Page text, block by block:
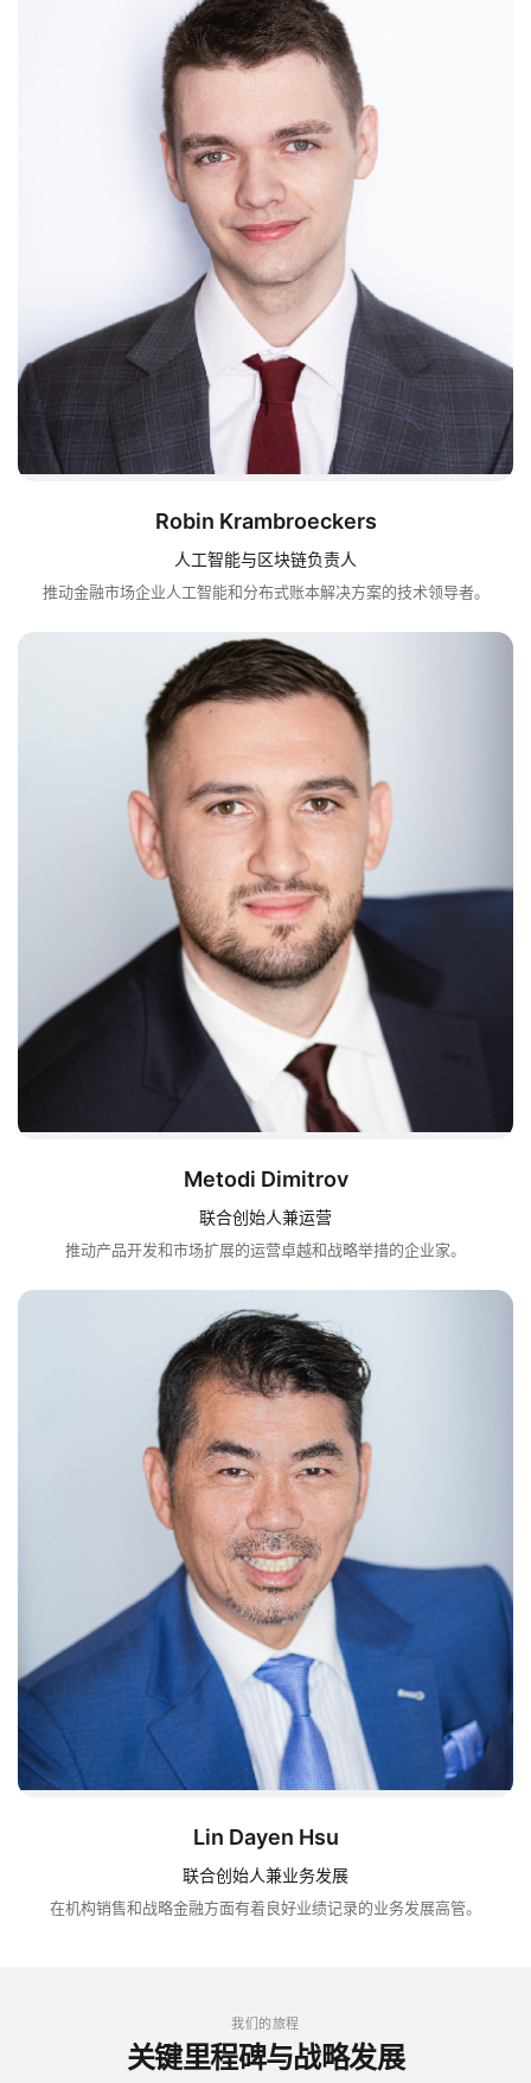
Robin Krambroeckers
人工智能与区块链负责人
推动金融市场企业人工智能和分布式账本解决方案的技术领导者。
Metodi Dimitrov
联合创始人兼运营
推动产品开发和市场扩展的运营卓越和战略举措的企业家。
Lin Dayen Hsu
联合创始人兼业务发展
在机构销售和战略金融方面有着良好业绩记录的业务发展高管。
我们的旅程
关键里程碑与战略发展